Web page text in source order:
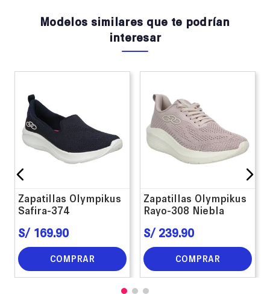
Modelos similares que te podrían
interesar
Zapatillas Olympikus
Safira-374
S/ 169.90
COMPRAR
Zapatillas Olympikus
Rayo-308 Niebla
S/ 239.90
COMPRAR